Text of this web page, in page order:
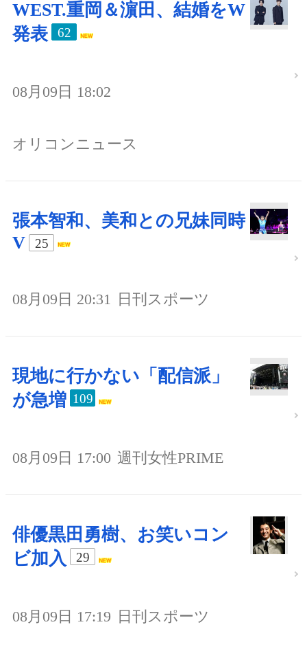
WEST.重岡＆濵田、結婚をW
発表
62
08月09日 18:02
オリコンニュース
張本智和、美和との兄妹同時
V
25
08月09日 20:31 日刊スポーツ
現地に行かない「配信派」
が急増 109
08月09日 17:00 週刊女性PRIME
俳優黒田勇樹、お笑いコン
ビ加入
29
08月09日 17:19 日刊スポーツ